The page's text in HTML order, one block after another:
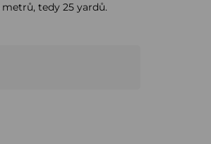
metrů, tedy 25 yardů.